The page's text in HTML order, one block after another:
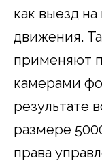
как выезд
движения.
применяют
камерами
результате
размере
права